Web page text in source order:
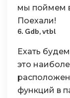
мы поймем
Поехали!
6. Gdb, vtbl
Ехать
это
функций в